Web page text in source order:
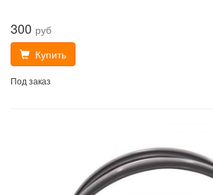
300 руб
Купить
Под заказ